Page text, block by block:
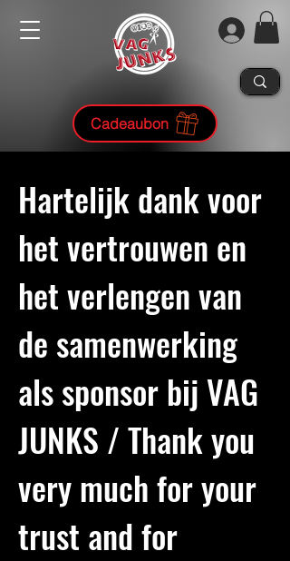
Cadeaubon
Hartelijk dank voor
het vertrouwen en
het verlengen van
de samenwerking
als sponsor bij VAG
JUNKS / Thank you
very much for your
trust and for